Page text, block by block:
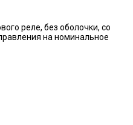
реле, без оболочки, со
на номинальное